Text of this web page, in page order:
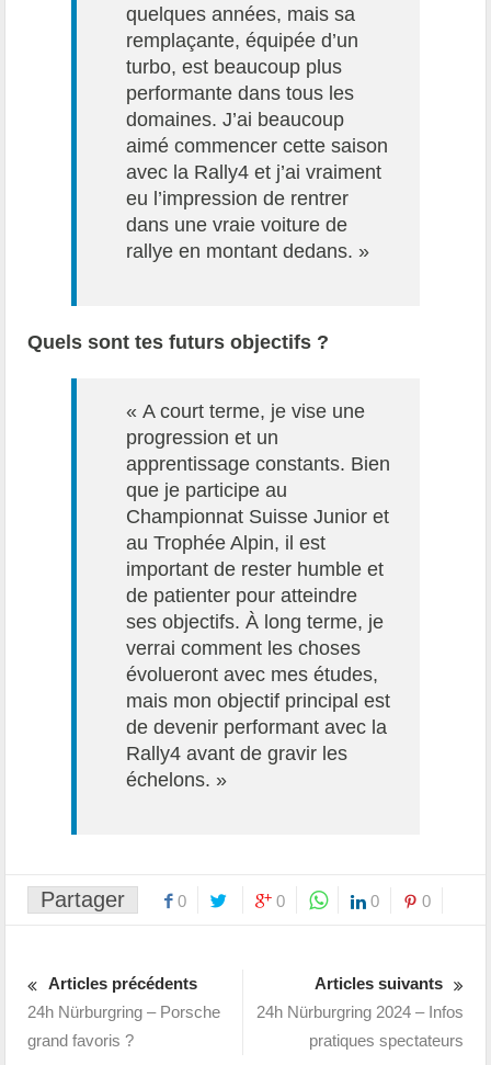
quelques années, mais sa
remplaçante, équipée d’un
turbo, est beaucoup plus
performante dans tous les
domaines. J’ai beaucoup
aimé commencer cette saison
avec la Rally4 et j’ai vraiment
eu l’impression de rentrer
dans une vraie voiture de
rallye en montant dedans. »
Quels sont tes futurs objectifs ?
« A court terme, je vise une
progression et un
apprentissage constants. Bien
que je participe au
Championnat Suisse Junior et
au Trophée Alpin, il est
important de rester humble et
de patienter pour atteindre
ses objectifs. À long terme, je
verrai comment les choses
évolueront avec mes études,
mais mon objectif principal est
de devenir performant avec la
Rally4 avant de gravir les
échelons. »
Partager 0 0 0 0
Articles précédents
24h Nürburgring – Porsche
grand favoris ?
Articles suivants
24h Nürburgring 2024 – Infos
pratiques spectateurs